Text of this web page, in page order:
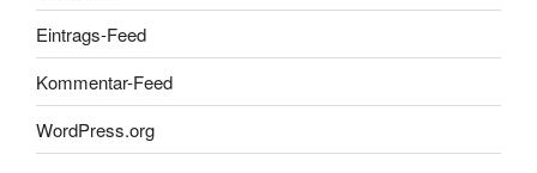
Eintrags-Feed
Kommentar-Feed
WordPress.org